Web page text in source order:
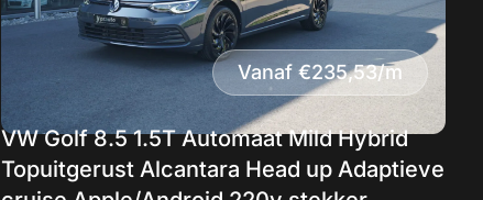
Vanaf €235,53/m
VW Golf 8.5 1.5T Automaat Mild Hybrid
Topuitgerust Alcantara Head up Adaptieve